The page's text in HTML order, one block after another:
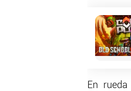
En